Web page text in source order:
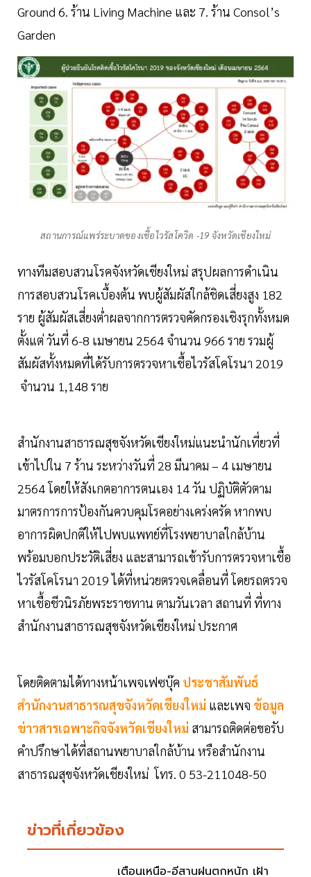
Ground 6. ร้าน Living Machine และ 7. ร้าน Consol’s
Garden
สถานการณ์แพร่ระบาดของเชื้อไวรัสโควิด -19 จังหวัดเชียงใหม่
ทางทีมสอบสวนโรคจังหวัดเชียงใหม่ สรุปผลการดำเนิน
การสอบสวนโรคเบื้องต้น พบผู้สัมผัสใกล้ชิดเสี่ยงสูง 182
ราย ผู้สัมผัสเสี่ยงต่ำผลจากการตรวจคัดกรองเชิงรุกทั้งหมด
ตั้งแต่ วันที่ 6-8 เมษายน 2564 จำนวน 966 ราย รวมผู้
สัมผัสทั้งหมดที่ได้รับการตรวจหาเชื้อไวรัสโคโรนา 2019
จำนวน 1,148 ราย
สำนักงานสาธารณสุขจังหวัดเชียงใหม่แนะนำนักเที่ยวที่
เข้าไปใน 7 ร้าน ระหว่างวันที่ 28 มีนาคม – 4 เมษายน
2564 โดยให้สังเกตอาการตนเอง 14 วัน ปฏิบัติตัวตาม
มาตรการการป้องกันควบคุมโรคอย่างเคร่งครัด หากพบ
อาการผิดปกติให้ไปพบแพทย์ที่โรงพยาบาลใกล้บ้าน
พร้อมบอกประวัติเสี่ยง และสามารถเข้ารับการตรวจหาเชื้อ
ไวรัสโคโรนา 2019 ได้ที่หน่วยตรวจเคลื่อนที่ โดยรถตรวจ
หาเชื้อชีวนิรภัยพระราชทาน ตามวันเวลา สถานที่ ที่ทาง
สำนักงานสาธารณสุขจังหวัดเชียงใหม่ ประกาศ
โดยติดตามได้ทางหน้าเพจเฟซบุ๊ค ประชาสัมพันธ์
สำนักงานสาธารณสุขจังหวัดเชียงใหม่ และเพจ ข้อมูล
ข่าวสารเฉพาะกิจจังหวัดเชียงใหม่ สามารถติดต่อขอรับ
คำปรึกษาได้ที่สถานพยาบาลใกล้บ้าน หรือสำนักงาน
สาธารณสุขจังหวัดเชียงใหม่ โทร. 0 53-211048-50
ข่าวที่เกี่ยวข้อง
เตือนเหนือ-อีสานฝนตกหนัก เฝ้า